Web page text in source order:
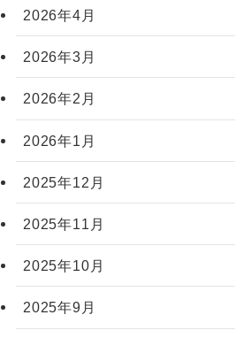
2026年4月
2026年3月
2026年2月
2026年1月
2025年12月
2025年11月
2025年10月
2025年9月